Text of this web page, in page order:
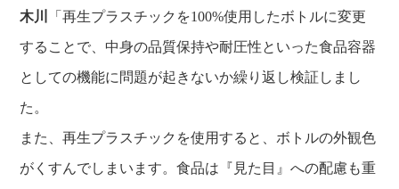
木川
「再生プラスチックを100%使用したボトルに変更
することで、中身の品質保持や耐圧性といった食品容器
としての機能に問題が起きないか繰り返し検証しまし
た。
また、再生プラスチックを使用すると、ボトルの外観色
がくすんでしまいます。食品は『見た目』への配慮も重